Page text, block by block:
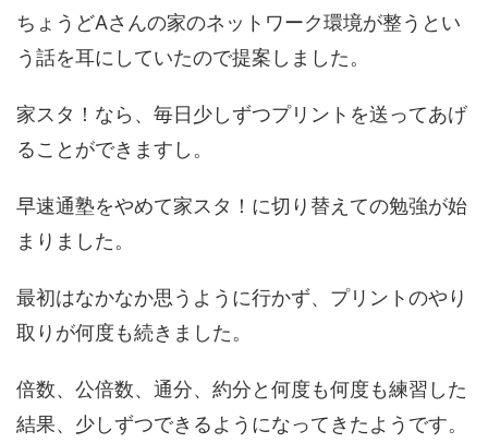
ちょうどAさんの家のネットワーク環境が整うとい
う話を耳にしていたので提案しました。
家スタ！なら、毎日少しずつプリントを送ってあげ
ることができますし。
早速通塾をやめて家スタ！に切り替えての勉強が始
まりました。
最初はなかなか思うように行かず、プリントのやり
取りが何度も続きました。
倍数、公倍数、通分、約分と何度も何度も練習した
結果、少しずつできるようになってきたようです。